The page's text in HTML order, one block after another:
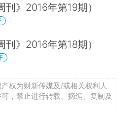
》2016年第19期）
》2016年第18期）
权为财新传媒及/或相关权利人
，禁止进行转载、摘编、复制及